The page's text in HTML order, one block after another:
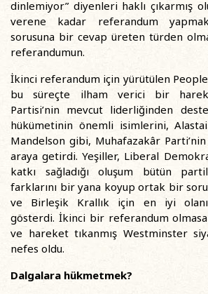
dinlemiyor” diyenleri haklı çıkarmış
verene kadar referandum
sorusuna bir cevap üreten türden
referandumun.
İkinci referandum için yürütülen
bu süreçte ilham verici bir
Partisi’nin mevcut liderliğinden
hükümetinin önemli isimlerini,
Mandelson gibi, Muhafazakâr Parti’nin
araya getirdi. Yeşiller, Liberal
katkı sağladığı oluşum bütün
farklarını bir yana koyup ortak bir
ve Birleşik Krallık için en iyi
gösterdi. İkinci bir referandum
ve hareket tıkanmış Westminster
nefes oldu.
Dalgalara hükmetmek?